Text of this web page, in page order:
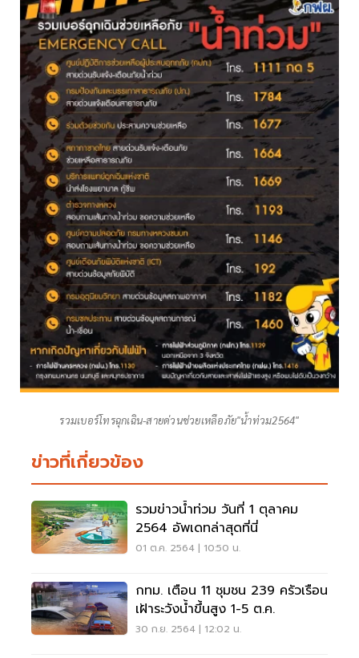
รวมเบอร์โทรฉุกเฉิน-สายด่วนช่วยเหลือภัย"น้ำท่วม2564"
ข่าวที่เกี่ยวข้อง
รวมข่าวน้ำท่วม วันที่ 1 ตุลาคม
2564 อัพเดทล่าสุดที่นี่
01 ต.ค. 2564 | 10:50 น.
กทม. เตือน 11 ชุมชน 239 ครัวเรือน
เฝ้าระวังน้ำขึ้นสูง 1-5 ต.ค.
30 ก.ย. 2564 | 12:02 น.